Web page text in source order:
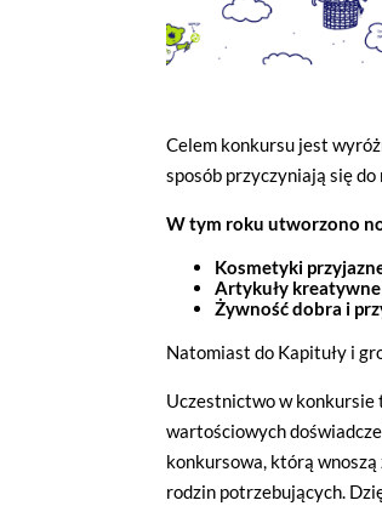
Celem konkursu jest
sposób przyczyniają się do
W tym roku utworzono
Kosmetyki
Artykuły kreatywne
Żywność dobra i
Natomiast do Kapituły i
Uczestnictwo w konkursie
wartościowych
konkursowa, którą wnoszą
rodzin potrzebujących.